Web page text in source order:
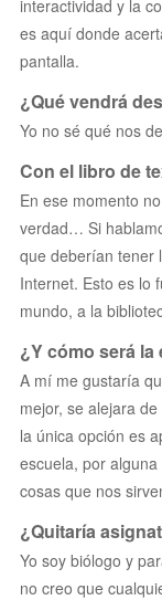
interactividad y la
es aquí donde
pantalla.
¿Qué vendrá
Yo no sé qué nos
Con el libro de
En ese momento
verdad… Si
que deberían tener
Internet. Esto es lo
mundo, a la
¿Y cómo será
A mí me gustaría
mejor, se alejara
la única opción es
escuela, por
cosas que nos
¿Quitaría
Yo soy biólogo y
no creo que